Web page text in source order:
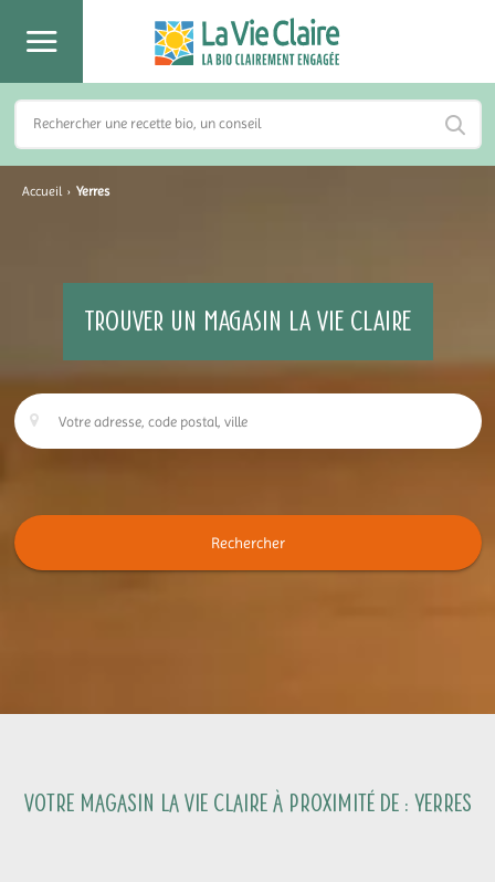
Accueil › Yerres
TROUVER UN MAGASIN LA VIE CLAIRE
Rechercher
Votre magasin La Vie Claire à proximité de : Yerres